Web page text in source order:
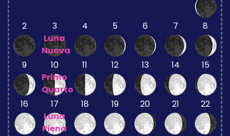
2
3
Luna
Nuova
4 5 6 7 8
9
10
Primo
Quarto
11 12 13 14 15
16
17
Luna
Piena
18 19 20 21 22